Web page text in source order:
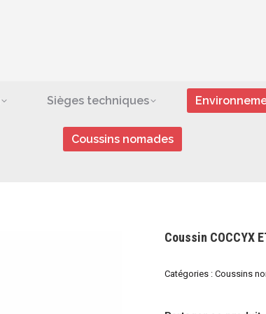
Sièges techniques
Coussins nomades
Coussin COCCYX
Catégories : Coussins